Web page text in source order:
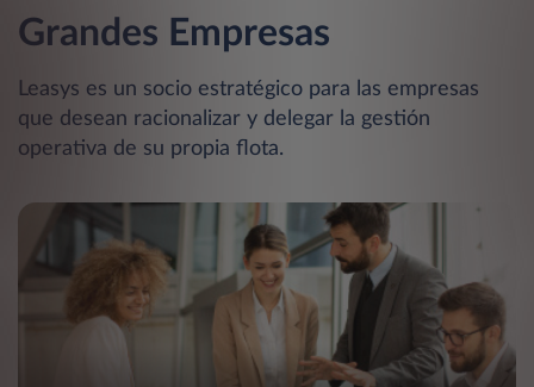
Grandes Empresas
Leasys es un socio estratégico para las empresas
que desean racionalizar y delegar la gestión
operativa de su propia flota.